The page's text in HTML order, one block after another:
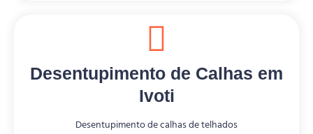
Desentupimento de Calhas em
Ivoti
Desentupimento de calhas de telhados